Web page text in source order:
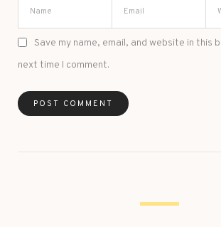
Save my name, email, and website in this
next time I comment.